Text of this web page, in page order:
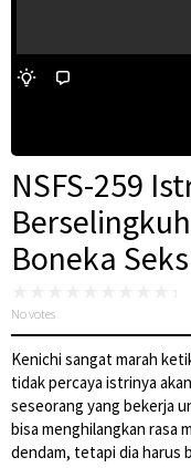
NSFS-259
Boneka Seks
No votes
Kenichi sangat marah
tidak percaya istrinya
seseorang yang bekerja
bisa menghilangkan rasa
dendam, tetapi dia harus